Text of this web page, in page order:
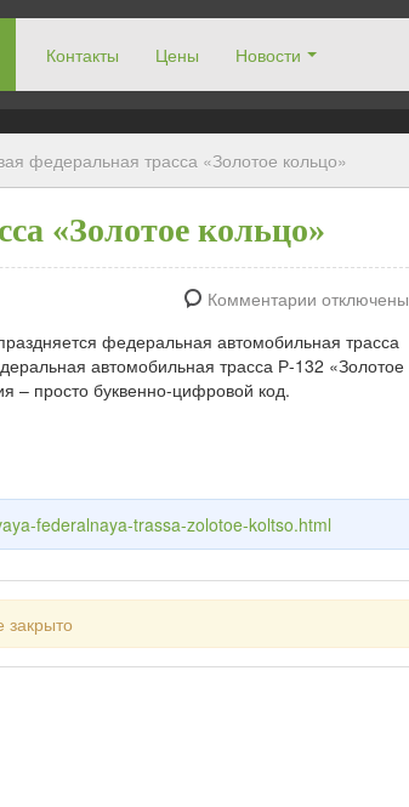
Контакты Цены Новости
федеральная трасса «Золотое кольцо»
«Золотое кольцо»
Комментарии отключены
федеральная автомобильная трасса
автомобильная трасса Р-132 «Золотое
– просто буквенно-цифровой код.
federalnaya-trassa-zolotoe-koltso.html
закрыто